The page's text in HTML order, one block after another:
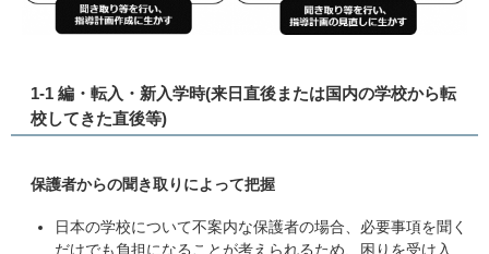
1-1 編・転入・新入学時(来日直後または国内の学校から転
校してきた直後等)
保護者からの聞き取りによって把握
日本の学校について不案内な保護者の場合、必要事項を聞く
だけでも負担になることが考えられるため、困りを受け入